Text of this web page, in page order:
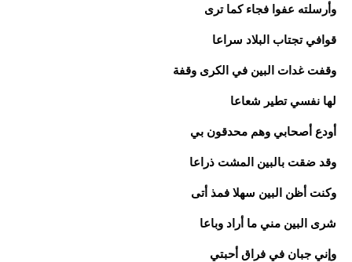
وأرسلته عفوا فجاء كما ترى
قوافي تجتاب البلاد سراعا
وقفت غدات البين في الكرى وقفة
لها نفسي تطير شعاعا
أودع أصحابي وهم محدقون بي
وقد ضقت بالبين المشت ذراعا
وكنت أظن البين سهلا فمذ أتى
شرى البين مني ما أراد وباعا
وإني جبان في فراق أحبتي